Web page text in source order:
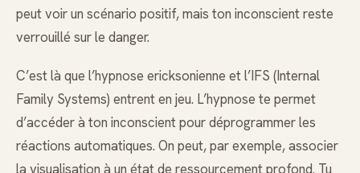
peut voir un scénario positif, mais ton inconscient reste
verrouillé sur le danger.
C’est là que l’hypnose ericksonienne et l’IFS (Internal
Family Systems) entrent en jeu. L’hypnose te permet
d’accéder à ton inconscient pour déprogrammer les
réactions automatiques. On peut, par exemple, associer
la visualisation à un état de ressourcement profond. Tu